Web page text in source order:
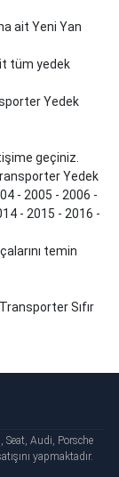
ait Yeni Yan
tüm yedek
Yedek
geçiniz.
Yedek
- 2005 - 2006 -
- 2015 - 2016 -
temin
TransporterSıfır
Seat, Audi, Porsche
yapmaktadır.